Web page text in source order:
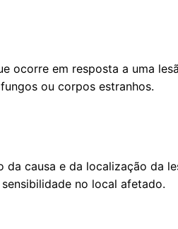
ocorre em resposta a uma
ou corpos estranhos.
causa e da localização da
no local afetado.